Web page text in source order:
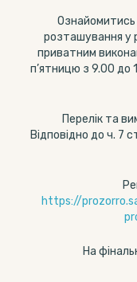
Ознайомитись
розташування у
приватним
п’ятницю з 9.00
Перелік та
Відповідно до ч. 7
https://
На